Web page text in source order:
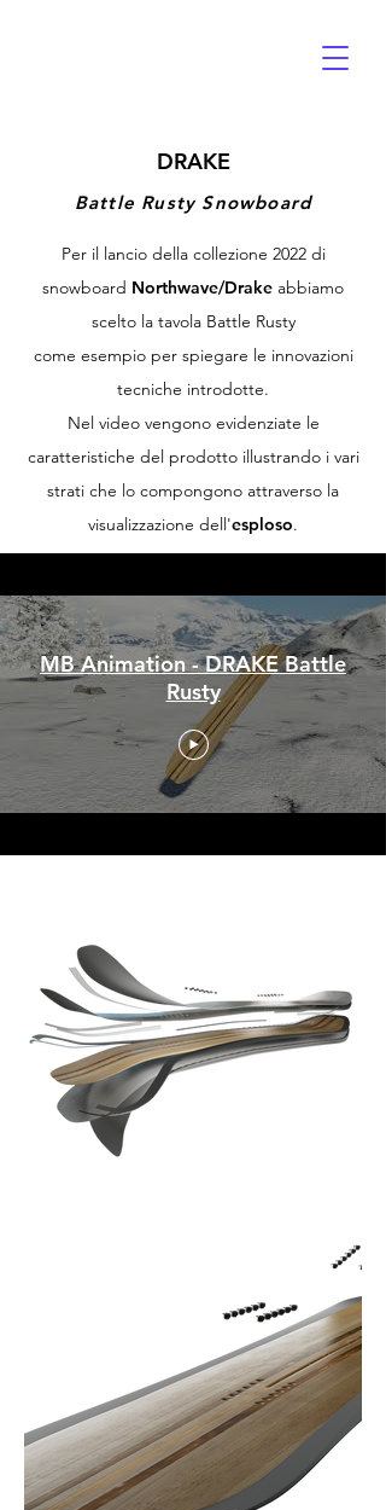
DRAKE
Battle Rusty Snowboard
Per il lancio della collezione 2022 di
snowboard Northwave/Drake abbiamo
scelto la tavola Battle Rusty
come esempio per spiegare le innovazioni
tecniche introdotte.
Nel video vengono evidenziate le
caratteristiche del prodotto illustrando i vari
strati che lo compongono attraverso la
visualizzazione dell'esploso.
MB Animation - DRAKE Battle
Rusty